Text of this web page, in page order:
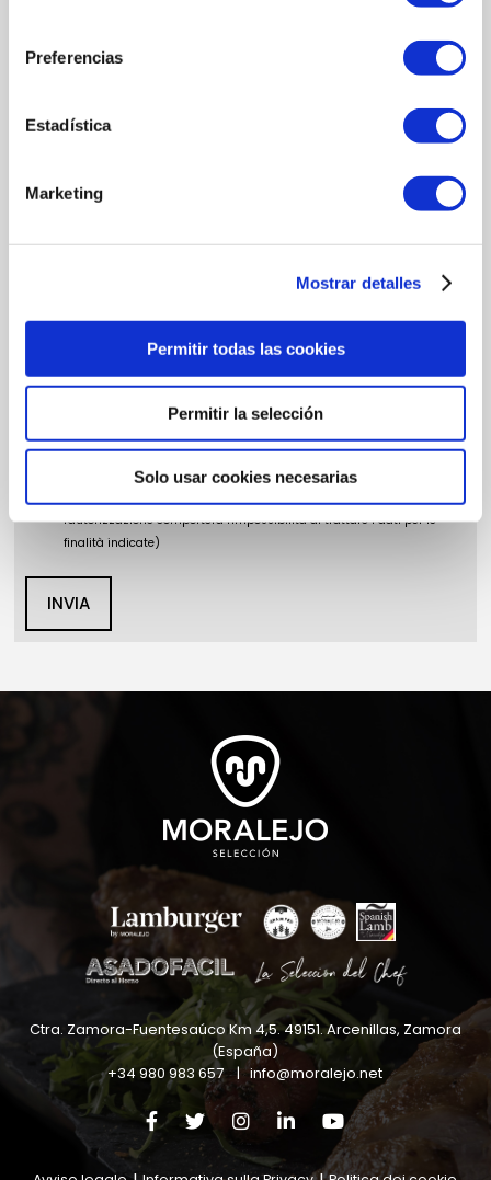
Preferencias
Estadística
Marketing
Mostrar detalles
Permitir todas las cookies
Permitir la selección
Solo usar cookies necesarias
informazioni richieste. Previa autorizzazione, le invieremo le
MORALEJO SELECCION SL. L'utente può, se lo desidera,
esercitare i diritti di accesso, rettifica, cancellazione e altri
diritti riconosciuti dalla normativa sopra citata. Per ulteriori
informazioni su come trattiamo i suoi dati, La preghiamo di
COMPRENDO E ACCETTOil trattamento dei miei dati
come sopra descritto e spiegato più dettagliatamente
l'autorizzazione comporterà l'impossibilità di trattare i dati per le
finalità indicate)
INVIA
Ctra. Zamora-Fuentesaúco Km 4,5.49151.Arcenillas, Zamora
(España)
+34 980 983 657 |info@moralejo.net